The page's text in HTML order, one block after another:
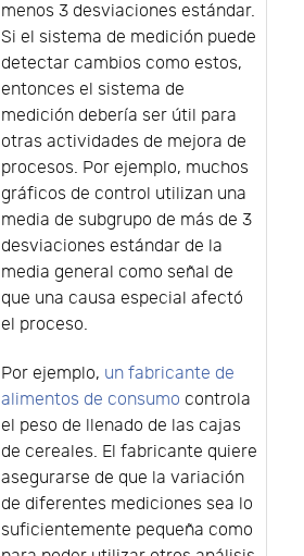
menos 3 desviaciones estándar.
Si el sistema de medición puede
detectar cambios como estos,
entonces el sistema de
medición debería ser útil para
otras actividades de mejora de
procesos. Por ejemplo, muchos
gráficos de control utilizan una
media de subgrupo de más de 3
desviaciones estándar de la
media general como señal de
que una causa especial afectó
el proceso.
Por ejemplo, un fabricante de
alimentos de consumo controla
el peso de llenado de las cajas
de cereales. El fabricante quiere
asegurarse de que la variación
de diferentes mediciones sea lo
suficientemente pequeña como